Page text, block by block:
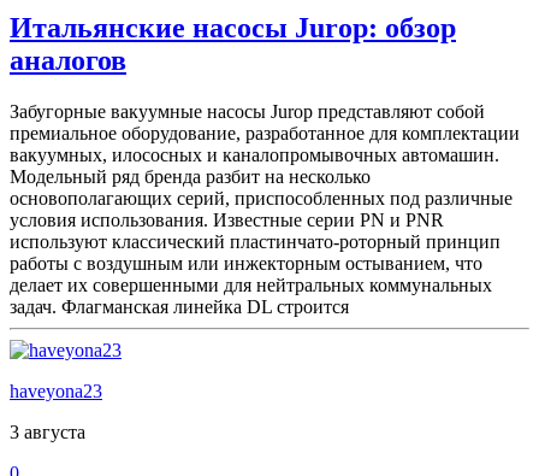
Итальянские насосы Jurop: обзор
аналогов
Забугорные вакуумные насосы Jurop представляют собой
премиальное оборудование, разработанное для комплектации
вакуумных, илососных и каналопромывочных автомашин.
Модельный ряд бренда разбит на несколько
основополагающих серий, приспособленных под различные
условия использования. Известные серии PN и PNR
используют классический пластинчато-роторный принцип
работы с воздушным или инжекторным остыванием, что
делает их совершенными для нейтральных коммунальных
задач. Флагманская линейка DL строится
haveyona23
3 августа